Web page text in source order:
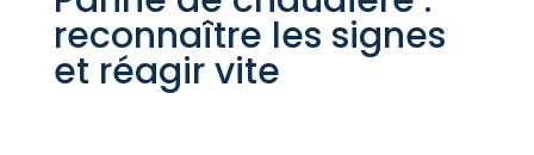
reconnaître les signes
et réagir vite